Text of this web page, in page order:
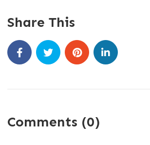
Share This
Comments (0)